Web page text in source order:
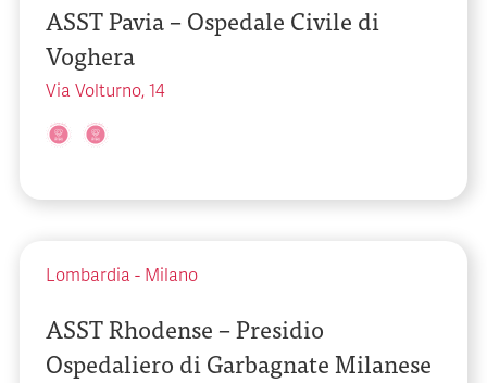
ASST Pavia – Ospedale Civile di
Voghera
Via Volturno, 14
Lombardia - Milano
ASST Rhodense – Presidio
Ospedaliero di Garbagnate Milanese